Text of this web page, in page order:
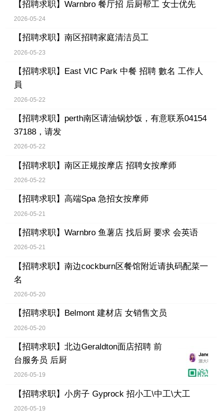
【招聘求职】 Warnbro 餐厅招 后厨帮工 女士优先
2026-05-24
【招聘求职】 南区招聘家庭清洁员工
2026-05-23
【招聘求职】 East VIC Park 中餐 招聘 數名 工作人
員
2026-05-22
【招聘求职】 perth南区请油锅炒饭，有意联系04154
37188，请发
2026-05-22
【招聘求职】 南区正规按摩店 招聘女按摩师
2026-05-22
【招聘求职】 高端Spa 急招女按摩师
2026-05-21
【招聘求职】 Warnbro 鱼薯店 找后厨 要求 会英语
2026-05-21
【招聘求职】 南边cockburn区餐馆附近请执码配菜一
名
2026-05-20
【招聘求职】 Belmont 建材店 女销售文员
2026-05-20
【招聘求职】 北边Geraldton面店招聘 前
台服务员 后厨
2026-05-19
【招聘求职】 小房子 Gyprock 招小工\中工\大工
2026-05-19